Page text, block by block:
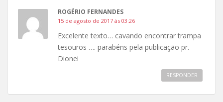
ROGÉRIO FERNANDES
15 de agosto de 2017 às 03:26
Excelente texto… cavando encontrar trampa
tesouros …. parabéns pela publicação pr.
Dionei
RESPONDER